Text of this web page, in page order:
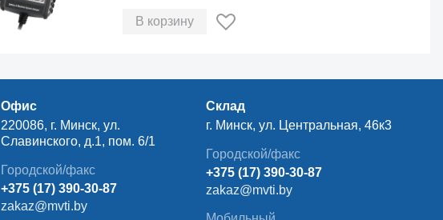
В корзину
Офис
220086, г. Минск, ул.
Славинского, д.1, пом. 6/1
Городской/факс
+375 (17) 390-30-87
zakaz@mvti.by
Склад
г. Минск, ул. Центральная, 46к3
Городской/факс
+375 (17) 390-30-87
zakaz@mvti.by